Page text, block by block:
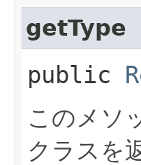
getType
public
このメソ
クラスを